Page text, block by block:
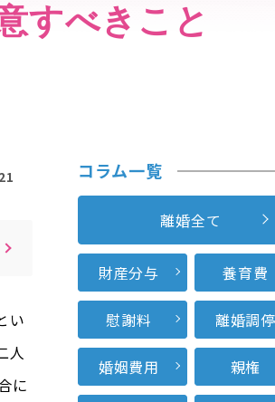
すべきこと
い
人
に
コラム一覧
離婚全て
財産分与 養育費
慰謝料 離婚調停
婚姻費用 親権